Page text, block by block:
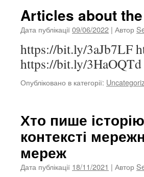
Articles about
Дата публікації09/06/2022 | Автор
https://bit.ly/3aJb7LF
https://bit.ly/
Опубліковано в категорії:
Хто пише
контексті
мереж
Дата публікації 18/11/2021 | Автор